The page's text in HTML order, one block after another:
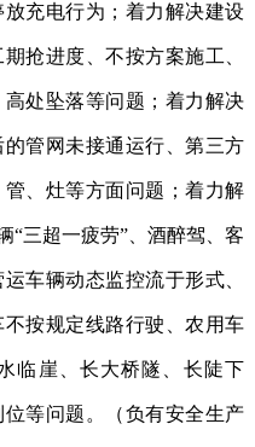
充电行为；着力解决建设
抢进度、不按方案施工、
处坠落等问题；着力解决
管网未接通运行、第三方
、灶等方面问题；着力解
“三超一疲劳”、酒醉驾、客
车辆动态监控流于形式、
不按规定线路行驶、农用车
临崖、长大桥隧、长陡下
等问题。 （负有安全生产